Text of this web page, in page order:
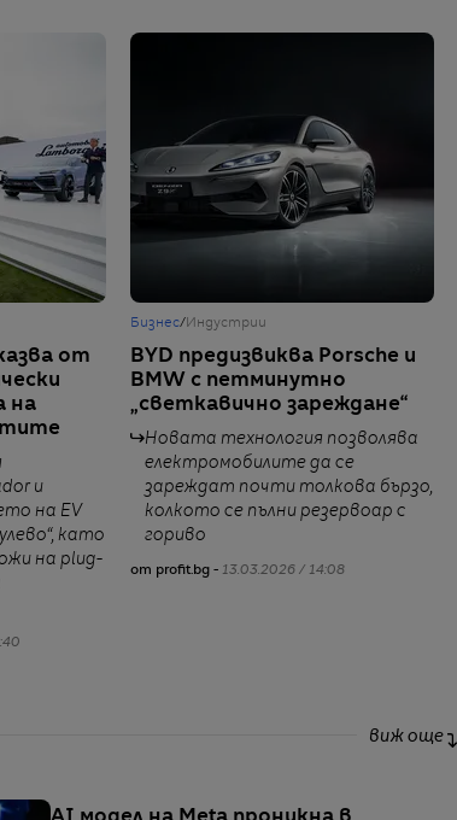
от
на
и
на EV
като
на plug-
Бизнес/ Индустрии
BYD предизвиква Porsche и
BMW с петминутно
„светкавично зареждане“
Новата технология позволява
електромобилите да се
зареждат почти толкова бързо,
колкото се пълни резервоар с
гориво
от profit.bg - 13.03.2026 / 14:08
виж още